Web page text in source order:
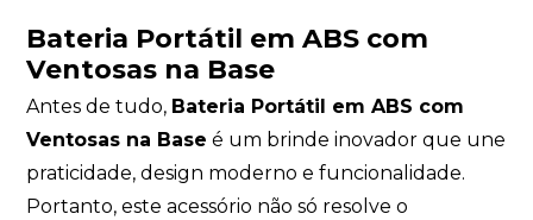
Bateria Portátil em ABS com
Ventosas na Base
Antes de tudo, Bateria Portátil em ABS com
Ventosas na Base é um brinde inovador que une
praticidade, design moderno e funcionalidade.
Portanto, este acessório não só resolve o